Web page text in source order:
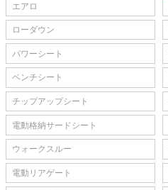
エアロ
ローダウン
パワーシート
ベンチシート
チップアップシート
電動格納サードシート
ウォークスルー
電動リアゲート